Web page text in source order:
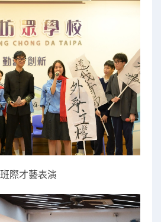
班際才藝表演